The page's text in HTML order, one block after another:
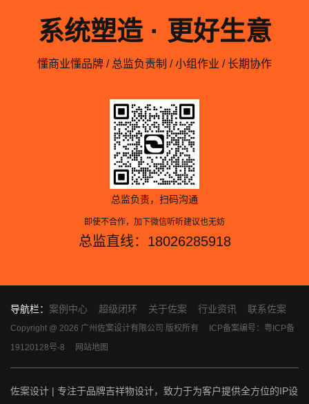
系统塑造 · 更好生意
懂商业懂品牌 / 总监负责制 / 小组作业 / 长期协作
总监负责，扫码沟通
即使不合作，加下微信听听建议也无妨
总监直线：18026285918
导航栏： 案例中心 超级闭环 关于佐案 行业资讯 联系佐案
Copyright @ 2026 广州佐案设计有限公司 版权所有 ICP备案编号：粤ICP备
19120128号-8
网站地图
佐案设计 | 专注于品牌吉祥物设计，致力于为客户提供全方位的IP设